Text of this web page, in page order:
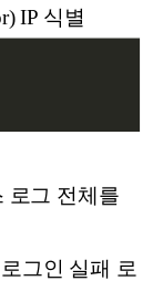
IP 식별
로그 전체를
그인 실패 로